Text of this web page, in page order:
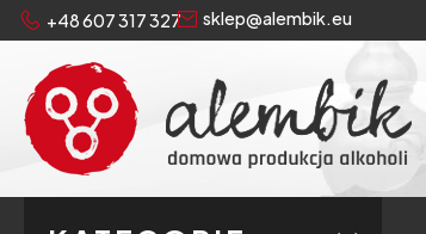
+48 607 317 327 sklep@alembik.eu